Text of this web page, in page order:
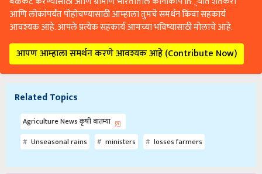
आणि लोकांपर्यंत पोहोचण्यासाठी आम्हाला तुमचे समर्थन किंवा सहकार्य
आवश्यक आहे. आपले प्रत्येक सहकार्य आमच्या भविष्यासाठी मोलाचे आहे.
आपण आम्हाला समर्थन करणे आवश्यक आहे (Contribute Now)
Related Topics
Agriculture News कृषी बातम्या
Unseasonal rains
ministers losses farmers